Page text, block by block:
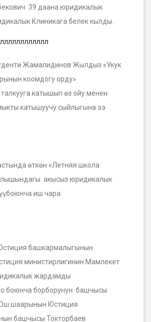
39 даана юридикалык
Клиникага белек кылды.
Жамалидинов Жылдыз «Укук
коомдогу орду»
катышып өз ойу менен
катышуучу сыйлыгына ээ
өткөн «Летняя школа
акысыз юридикалык
иш чара.
башкармалыгынын
министирлигинин Мамлекет
жардамды
боюнча борборунун башчысы
Ош шаарынын Юстиция
башчысы Токторбаев